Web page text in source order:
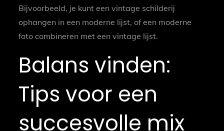
Bijvoorbeeld, je kunt een vintage schilderij
ophangen in een moderne lijst, of een moderne
foto combineren met een vintage lijst.
Balans vinden:
Tips voor een
succesvolle mix